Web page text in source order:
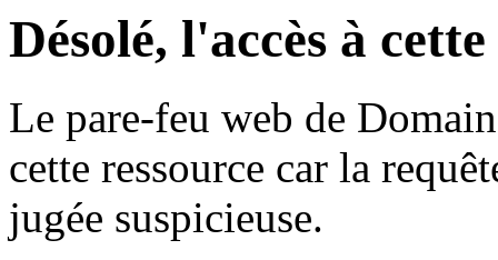
Désolé, l'accès à
Le pare-feu web de
cette ressource car la
jugée suspicieuse.